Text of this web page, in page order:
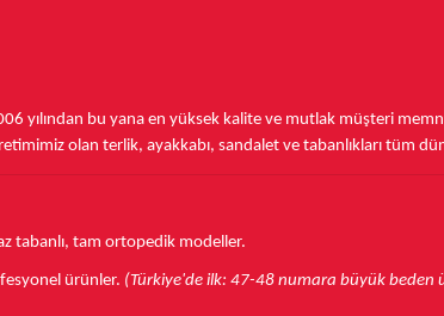
yılından bu yanaen yüksek kalite ve mutlak müşteri
olan terlik, ayakkabı, sandalet ve tabanlıkları tüm
tabanlı, tam ortopedik modeller.
ürünler. (Türkiye'de ilk: 47-48 numara büyük beden